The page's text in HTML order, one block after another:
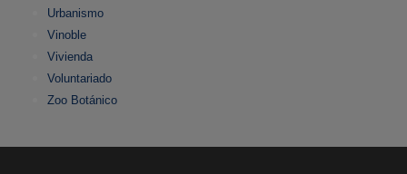
Urbanismo
Vinoble
Vivienda
Voluntariado
Zoo Botánico